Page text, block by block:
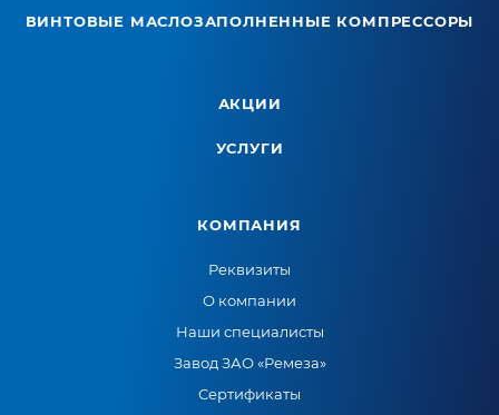
ВИНТОВЫЕ МАСЛОЗАПОЛНЕННЫЕ КОМПРЕССОРЫ
АКЦИИ
УСЛУГИ
КОМПАНИЯ
Реквизиты
О компании
Наши специалисты
Завод ЗАО «Ремеза»
Сертификаты